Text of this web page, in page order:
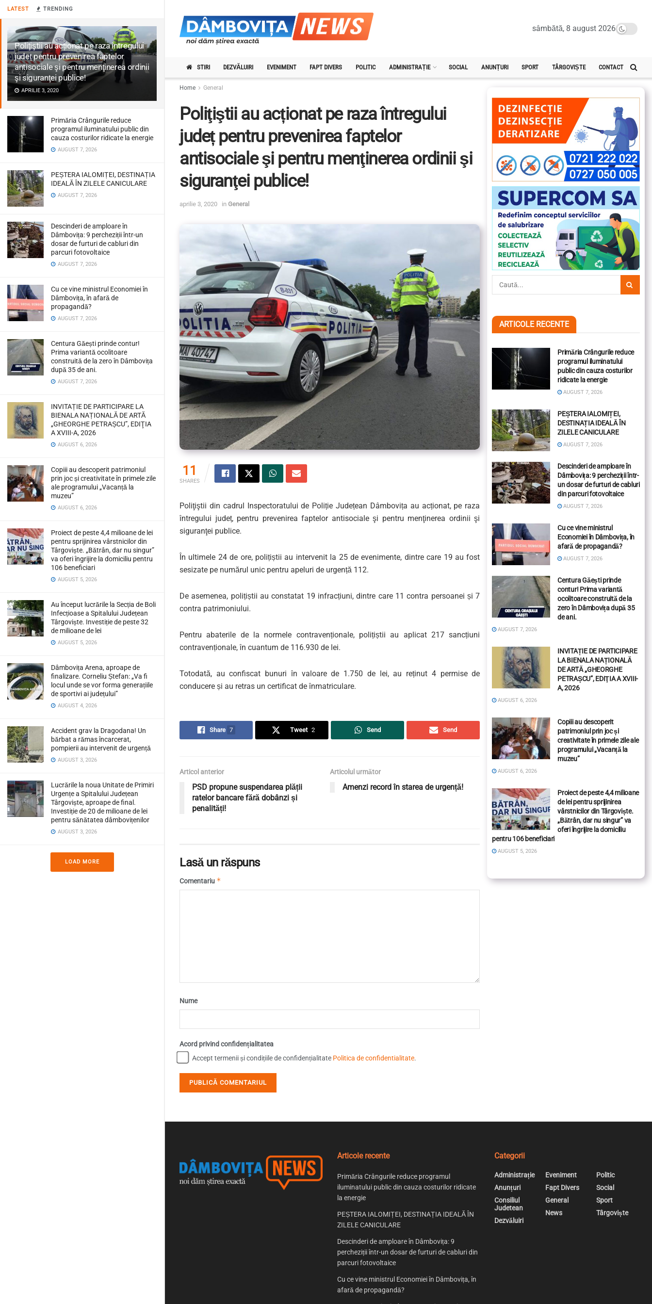
LATEST TRENDING
Poliţiştii au acționat pe raza întregului
județ pentru prevenirea faptelor
antisociale şi pentru menţinerea ordinii
şi siguranţei publice!
APRILIE 3, 2020
Primăria Crângurile reduce
programul iluminatului public din
cauza costurilor ridicate la energie
AUGUST 7, 2026
PEȘTERA IALOMIȚEI, DESTINAȚIA
IDEALĂ ÎN ZILELE CANICULARE
AUGUST 7, 2026
Descinderi de amploare în
Dâmbovița: 9 percheziții într-un
dosar de furturi de cabluri din
parcuri fotovoltaice
AUGUST 7, 2026
Cu ce vine ministrul Economiei în
Dâmbovița, în afară de
propagandă?
AUGUST 7, 2026
Centura Găești prinde contur!
Prima variantă ocolitoare
construită de la zero în Dâmbovița
după 35 de ani.
AUGUST 7, 2026
INVITAȚIE DE PARTICIPARE LA
BIENALA NAȚIONALĂ DE ARTĂ
„GHEORGHE PETRAȘCU”, EDIŢIA
A XVIII-A, 2026
AUGUST 6, 2026
Copiii au descoperit patrimoniul
prin joc și creativitate în primele zile
ale programului „Vacanță la
muzeu”
AUGUST 6, 2026
Proiect de peste 4,4 milioane de lei
pentru sprijinirea vârstnicilor din
Târgoviște. „Bătrân, dar nu singur”
va oferi îngrijire la domiciliu pentru
106 beneficiari
AUGUST 5, 2026
Au început lucrările la Secția de Boli
Infecțioase a Spitalului Județean
Târgoviște. Investiție de peste 32
de milioane de lei
AUGUST 5, 2026
Dâmbovița Arena, aproape de
finalizare. Corneliu Ștefan: „Va fi
locul unde se vor forma generațiile
de sportivi ai județului”
AUGUST 4, 2026
Accident grav la Dragodana! Un
bărbat a rămas încarcerat,
pompierii au intervenit de urgență
AUGUST 3, 2026
Lucrările la noua Unitate de Primiri
Urgențe a Spitalului Județean
Târgoviște, aproape de final.
Investiție de 20 de milioane de lei
pentru sănătatea dâmbovițenilor
AUGUST 3, 2026
LOAD MORE
sâmbătă, 8 august 2026
STIRI DEZVĂLUIRI EVENIMENT FAPT DIVERS POLITIC ADMINISTRAȚIE SOCIAL ANUNȚURI SPORT TÂRGOVIȘTE CONTACT
Home General
Poliţiştii au acționat pe raza întregului
județ pentru prevenirea faptelor
antisociale şi pentru menţinerea ordinii şi
siguranţei publice!
aprilie 3, 2020 in General
11
SHARES
Poliţiştii din cadrul Inspectoratului de Poliție Județean Dâmbovița au acționat, pe raza
întregului județ, pentru prevenirea faptelor antisociale şi pentru menţinerea ordinii şi
siguranţei publice.
În ultimele 24 de ore, polițiștii au intervenit la 25 de evenimente, dintre care 19 au fost
sesizate pe numărul unic pentru apeluri de urgență 112.
De asemenea, polițiștii au constatat 19 infracțiuni, dintre care 11 contra persoanei și 7
contra patrimoniului.
Pentru abaterile de la normele contravenționale, polițiștii au aplicat 217 sancțiuni
contravenționale, în cuantum de 116.930 de lei.
Totodată, au confiscat bunuri în valoare de 1.750 de lei, au reținut 4 permise de
conducere și au retras un certificat de înmatriculare.
Share 7 Tweet 2 Send Send
Articol anterior
PSD propune suspendarea plății
ratelor bancare fără dobânzi și
penalități!
Articolul următor
Amenzi record în starea de urgență!
Lasă un răspuns
Comentariu *
Nume
Acord privind confidențialitatea
Accept termenii și condițiile de confidențialitate Politica de confidentialitate.
ARTICOLE RECENTE
Primăria Crângurile reduce
programul iluminatului
public din cauza costurilor
ridicate la energie
AUGUST 7, 2026
PEȘTERA IALOMIȚEI,
DESTINAȚIA IDEALĂ ÎN
ZILELE CANICULARE
AUGUST 7, 2026
Descinderi de amploare în
Dâmbovița: 9 percheziții într-
un dosar de furturi de cabluri
din parcuri fotovoltaice
AUGUST 7, 2026
Cu ce vine ministrul
Economiei în Dâmbovița, în
afară de propagandă?
AUGUST 7, 2026
Centura Găești prinde
contur! Prima variantă
ocolitoare construită de la
zero în Dâmbovița după 35
de ani.
AUGUST 7, 2026
INVITAȚIE DE PARTICIPARE
LA BIENALA NAȚIONALĂ
DE ARTĂ „GHEORGHE
PETRAȘCU”, EDIŢIA A XVIII-
A, 2026
AUGUST 6, 2026
Copiii au descoperit
patrimoniul prin joc și
creativitate în primele zile ale
programului „Vacanță la
muzeu”
AUGUST 6, 2026
Proiect de peste 4,4 milioane
de lei pentru sprijinirea
vârstnicilor din Târgoviște.
„Bătrân, dar nu singur” va
oferi îngrijire la domiciliu
pentru 106 beneficiari
AUGUST 5, 2026
Articole recente
Primăria Crângurile reduce programul
iluminatului public din cauza costurilor ridicate
la energie
PEȘTERA IALOMIȚEI, DESTINAȚIA IDEALĂ ÎN
ZILELE CANICULARE
Descinderi de amploare în Dâmbovița: 9
percheziții într-un dosar de furturi de cabluri din
parcuri fotovoltaice
Cu ce vine ministrul Economiei în Dâmbovița, în
afară de propagandă?
Categorii
Administrație
Anunțuri
Consiliul
Judetean
Dezvăluiri
Eveniment
Fapt Divers
General
News
Politic
Social
Sport
Târgoviște